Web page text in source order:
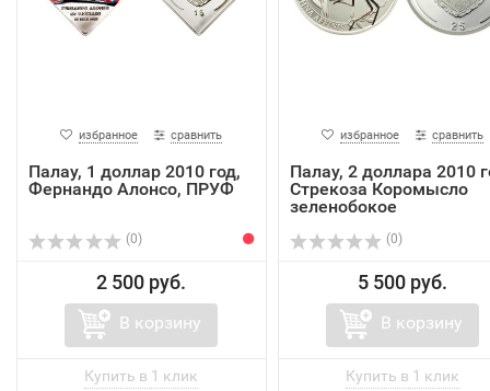
избранное сравнить
Палау, 1 доллар 2010 год,
Фернандо Алонсо, ПРУФ
(0)
2 500 руб.
В корзину
избранное сравнить
Палау, 2 доллара 2010
Стрекоза Коромысло
зеленобокое
(0)
5 500 руб.
В корзину